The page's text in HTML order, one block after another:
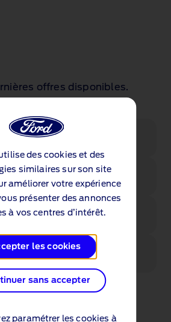
des cookies et des
similaires sur son site
améliorer votre expérience
présenter des annonces
à vos centres d’intérêt.
les cookies
sans accepter
paramétrer les cookies à
offres disponibles.
essai